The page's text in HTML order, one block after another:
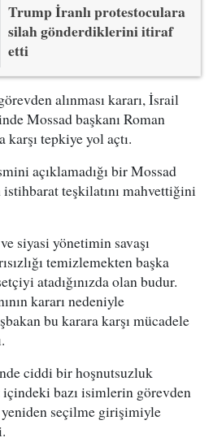
Trump İranlı protestoculara
silah gönderdiklerini itiraf
etti
alınması kararı, İsrail
Mossad başkanı Roman
karşı tepkiye yol açtı.
açıklamadığı bir Mossad
teşkilatını mahvettiğini
siyasi yönetimin savaşı
temizlemekten başka
atadığınızda olan budur.
kararı nedeniyle
bu karara karşı mücadele
ciddi bir hoşnutsuzluk
bazı isimlerin görevden
seçilme girişimiyle